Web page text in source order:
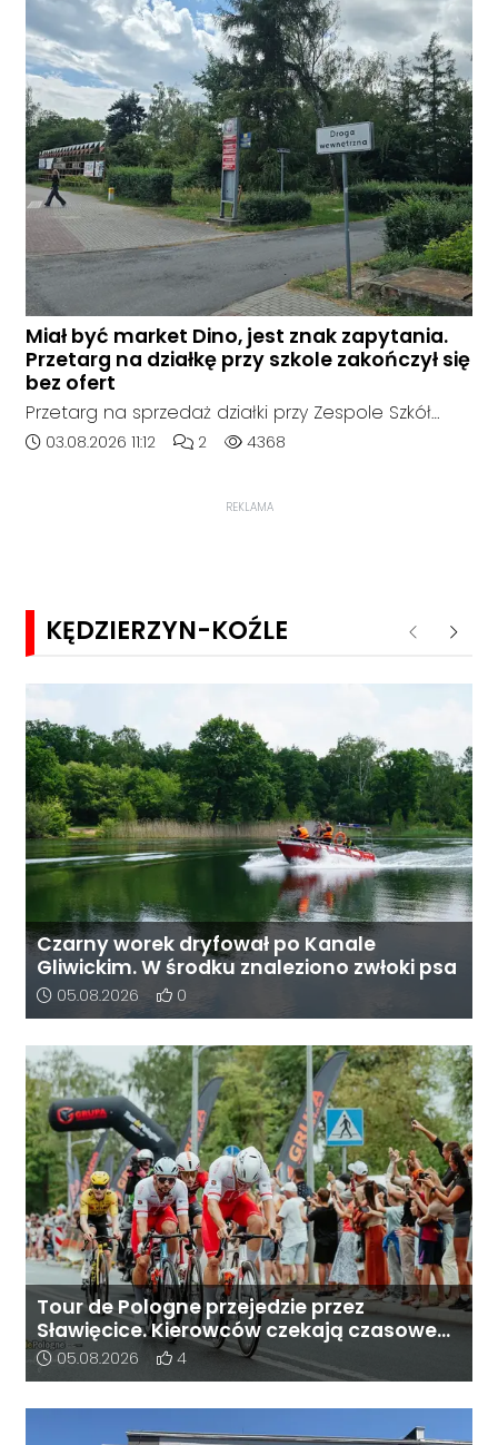
raciborskim, w województwie śląskim.
Miał być market Dino, jest znak zapytania.
Przetarg na działkę przy szkole zakończył się
bez ofert
Przetarg na sprzedaż działki przy Zespole Szkół
Technicznych i Ogólnokształcących w
zainteresowania terenem ze strony sieci Dino, do
Data dodania artykułu:
03.08.2026 11:12 Liczba komentarzy artykułu:
2 Liczba odsłon artykułu:
4368
REKLAMA
KĘDZIERZYN-KOŹLE Poprzednie
Czarny worek dryfował po Kanale
Gliwickim. W środku znaleziono zwłoki psa
Data dodania artykułu:
05.08.2026 Liczba pozytywnych reakcji użytkowników
0
Tour de Pologne przejedzie przez
Sławięcice. Kierowców czekają czasowe
utrudnienia
Data dodania artykułu:
05.08.2026 Liczba pozytywnych reakcji użytkowników
4